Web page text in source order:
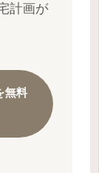
計画が
無料